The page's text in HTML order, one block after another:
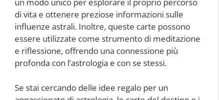
un modo unico per esplorare il proprio percorso
di vita e ottenere preziose informazioni sulle
influenze astrali. Inoltre, queste carte possono
essere utilizzate come strumento di meditazione
e riflessione, offrendo una connessione più
profonda con l’astrologia e con se stessi.
Se stai cercando delle idee regalo per un